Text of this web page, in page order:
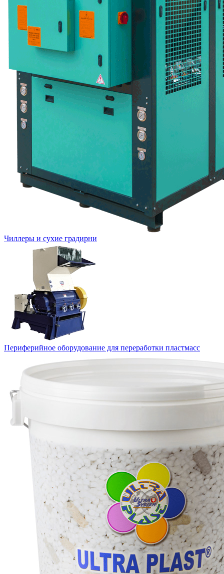
Чиллеры и сухие градирни
Периферийное оборудование для переработки пластмасс